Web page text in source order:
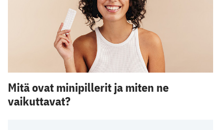
Mitä ovat minipillerit ja miten ne
vaikuttavat?